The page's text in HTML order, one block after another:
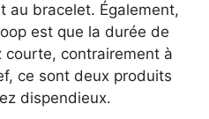
au bracelet. Également,
est que la durée de
contrairement à
ce sont deux produits
dispendieux.